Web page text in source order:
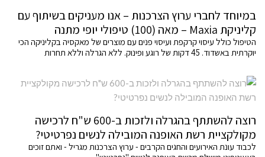
במיוחד לחברי ערוץ הצרכנות – אנו מעניקים בשיתוף עם
קליניקת Maxia – מאה (100) טיפולי יופי מתנה
הטיפול כולל עיסוי קרקפת ועיסוי פנים עם מוצרים של מאקסיה בקליניקה הכי
יוקרתית באשדוד. 45 דקות של רוגע ופינוק. ללא הגרלה וללא תחרות
רוצה להשתתף בהגרלה ולזכות ב-600 ש"ח לרכישה
מקולקציית רשת האופנה המובילה לנשים נפרטיטי?
לכבוד עונת האירועים והחגים הקרבים - ערוץ הצרכנות מגריל - ואתם זוכים